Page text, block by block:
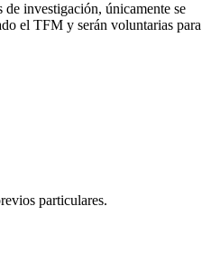
de investigación, únicamente se
el TFM y serán voluntarias para
particulares.